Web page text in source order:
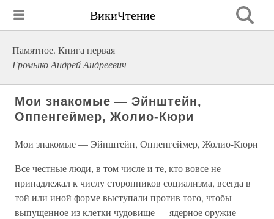
ВикиЧтение
Памятное. Книга первая
Громыко Андрей Андреевич
Мои знакомые — Эйнштейн,
Оппенгеймер, Жолио-Кюри
Мои знакомые — Эйнштейн, Оппенгеймер, Жолио-Кюри
Все честные люди, в том числе и те, кто вовсе не
принадлежал к числу сторонников социализма, всегда в
той или иной форме выступали против того, чтобы
выпущенное из клетки чудовище — ядерное оружие —